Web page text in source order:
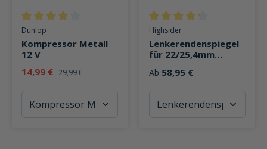
Durchschnittliche Bewertung von 4 von 5 Sternen
Dunlop
Kompressor Metall
12 V
14,99 € 29,99 €
Durchschnittliche Bewertung
Highsider
Lenkerendenspiegel
für 22/25,4mm
Ab 58,95 €